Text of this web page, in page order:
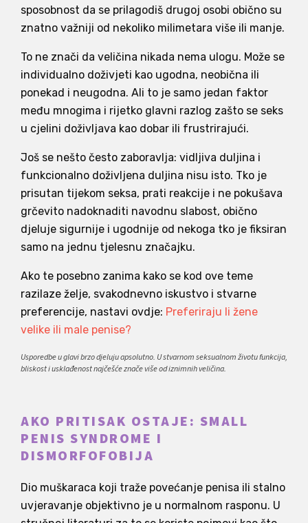
sposobnost da se prilagodiš drugoj osobi obično su
znatno važniji od nekoliko milimetara više ili manje.
To ne znači da veličina nikada nema ulogu. Može se
individualno doživjeti kao ugodna, neobična ili
ponekad i neugodna. Ali to je samo jedan faktor
među mnogima i rijetko glavni razlog zašto se seks
u cjelini doživljava kao dobar ili frustrirajući.
Još se nešto često zaboravlja: vidljiva duljina i
funkcionalno doživljena duljina nisu isto. Tko je
prisutan tijekom seksa, prati reakcije i ne pokušava
grčevito nadoknaditi navodnu slabost, obično
djeluje sigurnije i ugodnije od nekoga tko je fiksiran
samo na jednu tjelesnu značajku.
Ako te posebno zanima kako se kod ove teme
razilaze želje, svakodnevno iskustvo i stvarne
preferencije, nastavi ovdje: Preferiraju li žene
velike ili male penise?
Usporedbe u glavi brzo djeluju apsolutno. U stvarnom seksualnom životu funkcija,
bliskost i usklađenost najčešće znače više od iznimnih veličina.
AKO PRITISAK OSTAJE: SMALL
PENIS SYNDROME I
DISMORFOFOBIJA
Dio muškaraca koji traže povećanje penisa ili stalno
uvjeravanje objektivno je u normalnom rasponu. U